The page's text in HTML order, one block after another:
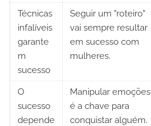
Técnicas
infalíveis
garante
m
sucesso
Seguir um "roteiro"
vai sempre resultar
em sucesso com
mulheres.
O
sucesso
depende
Manipular emoções
é a chave para
conquistar alguém.